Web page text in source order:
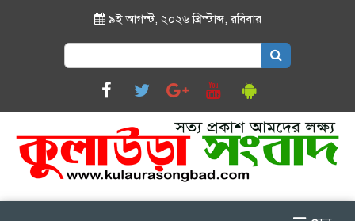
৯ই আগস্ট, ২০২৬ খ্রিস্টাব্দ,রবিবার
Search
for: